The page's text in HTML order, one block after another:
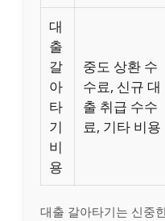
대
출
갈
아
타
기
비
용
중도 상환 수
수료, 신규 대
출 취급 수수
료, 기타 비용
대출 갈아타기는 신중